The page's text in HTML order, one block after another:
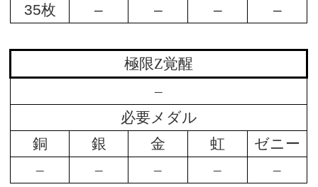
35枚 – – – –
極限Z覚醒
–
必要メダル
銅
銀 金 虹
ゼニー
–
– – – –